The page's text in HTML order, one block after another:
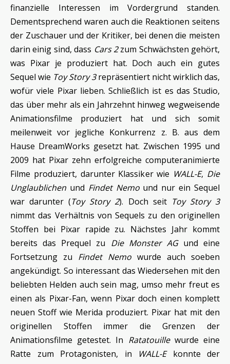
finanzielle Interessen im Vordergrund standen.
Dementsprechend waren auch die Reaktionen seitens
der Zuschauer und der Kritiker, bei denen die meisten
darin einig sind, dass Cars 2zum Schwächsten gehört,
was Pixar je produziert hat. Doch auch ein gutes
Sequel wie Toy Story 3repräsentiert nicht wirklich das,
wofür viele Pixar lieben. Schließlich ist es das Studio,
das über mehr als ein Jahrzehnt hinweg wegweisende
Animationsfilme produziert hat und sich somit
meilenweit vor jegliche Konkurrenz z. B. aus dem
Hause DreamWorks gesetzt hat. Zwischen 1995 und
2009 hat Pixar zehn erfolgreiche computeranimierte
Filme produziert, darunter Klassiker wie WALL-E, Die
Unglaublichen und Findet Nemound nur ein Sequel
war darunter (Toy Story 2). Doch seit Toy Story 3
nimmt das Verhältnis von Sequels zu den originellen
Stoffen bei Pixar rapide zu. Nächstes Jahr kommt
bereits das Prequel zu Die Monster AGund eine
Fortsetzung zu Findet Nemo wurde auch soeben
angekündigt. So interessant das Wiedersehen mit den
beliebten Helden auch sein mag, umso mehr freut es
einen als Pixar-Fan, wenn Pixar doch einen komplett
neuen Stoff wie Merida produziert. Pixar hat mit den
originellen Stoffen immer die Grenzen der
Animationsfilme getestet. In Ratatouillewurde eine
Ratte zum Protagonisten, in
WALL-E konnte der